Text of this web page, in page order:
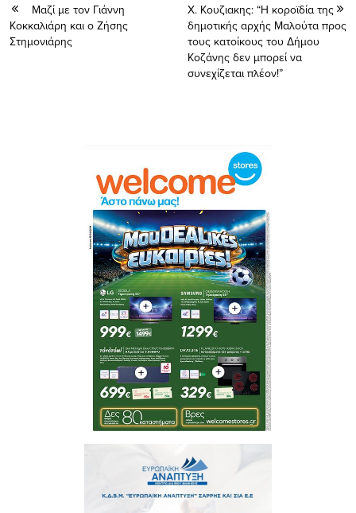
Μαζί με τον Γιάννη
Κοκκαλιάρη και ο Ζήσης
Στημονιάρης
X. Κουζιακης: “Η κοροϊδία της
δημοτικής αρχής Μαλούτα προς
τους κατοίκους του Δήμου
Κοζάνης δεν μπορεί να
συνεχίζεται πλέον!”